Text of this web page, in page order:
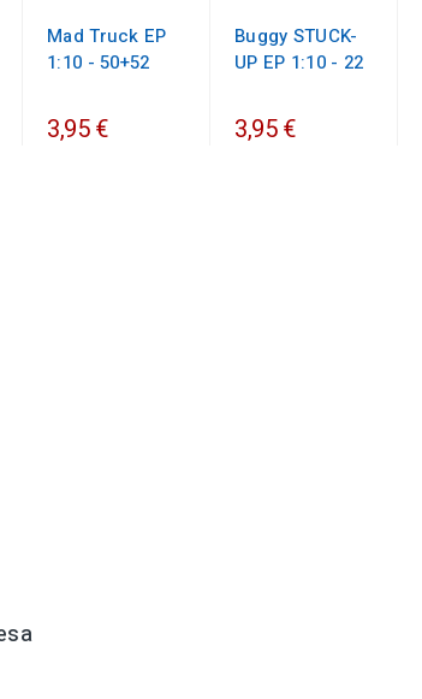
Mad Truck EP
1:10 - 50+52
3,95 €
Buggy STUCK-
UP EP 1:10 - 22
3,95 €